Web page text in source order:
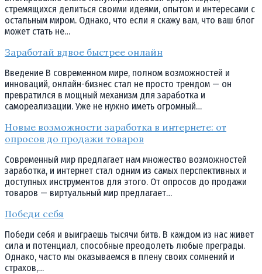
стремящихся делиться своими идеями, опытом и интересами с
остальным миром. Однако, что если я скажу вам, что ваш блог
может стать не…
Заработай вдвое быстрее онлайн
Введение В современном мире, полном возможностей и
инноваций, онлайн-бизнес стал не просто трендом — он
превратился в мощный механизм для заработка и
самореализации. Уже не нужно иметь огромный…
Новые возможности заработка в интернете: от
опросов до продажи товаров
Современный мир предлагает нам множество возможностей
заработка, и интернет стал одним из самых перспективных и
доступных инструментов для этого. От опросов до продажи
товаров — виртуальный мир предлагает…
Победи себя
Победи себя и выиграешь тысячи битв. В каждом из нас живет
сила и потенциал, способные преодолеть любые преграды.
Однако, часто мы оказываемся в плену своих сомнений и
страхов,…